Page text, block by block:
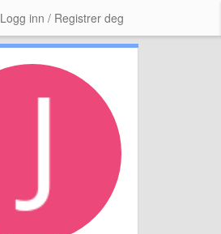
Logg inn / Registrer deg